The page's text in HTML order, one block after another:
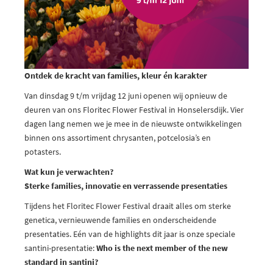
Ontdek de kracht van families, kleur én karakter
Van dinsdag 9 t/m vrijdag 12 juni openen wij opnieuw de
deuren van ons Floritec Flower Festival in Honselersdijk. Vier
dagen lang nemen we je mee in de nieuwste ontwikkelingen
binnen ons assortiment chrysanten, potcelosia’s en
potasters.
Wat kun je verwachten?
Sterke families, innovatie en verrassende presentaties
Tijdens het Floritec Flower Festival draait alles om sterke
genetica, vernieuwende families en onderscheidende
presentaties. Eén van de highlights dit jaar is onze speciale
santini-presentatie:Who is the next member of the new
standard in santini?